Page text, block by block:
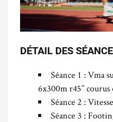
DÉTAIL DES
Séance 1 : Vma
6x300m r45’’ courus
Séance 2 :
Séance 3 :